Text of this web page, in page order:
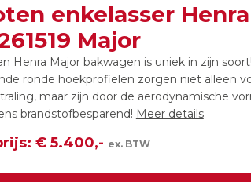
enkelasser Henra
Major
Henra Major bakwagen is uniek in zijn
ronde hoekprofielen zorgen niet alleen
maar zijn door de aerodynamische
brandstofbesparend! Meer details
€ 5.400,- ex. BTW